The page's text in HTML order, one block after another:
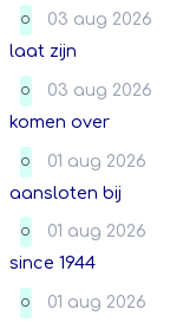
O 03 aug 2026
laat zijn
O 03 aug 2026
komen over
O 01 aug 2026
aansloten bij
O 01 aug 2026
since 1944
O 01 aug 2026